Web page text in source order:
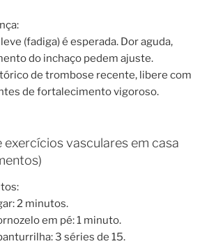
(fadiga) é esperada. Dor aguda,
do inchaço pedem ajuste.
de trombose recente, libere com
de fortalecimento vigoroso.
exercícios vasculares em casa
2 minutos.
em pé: 1 minuto.
3 séries de 15.